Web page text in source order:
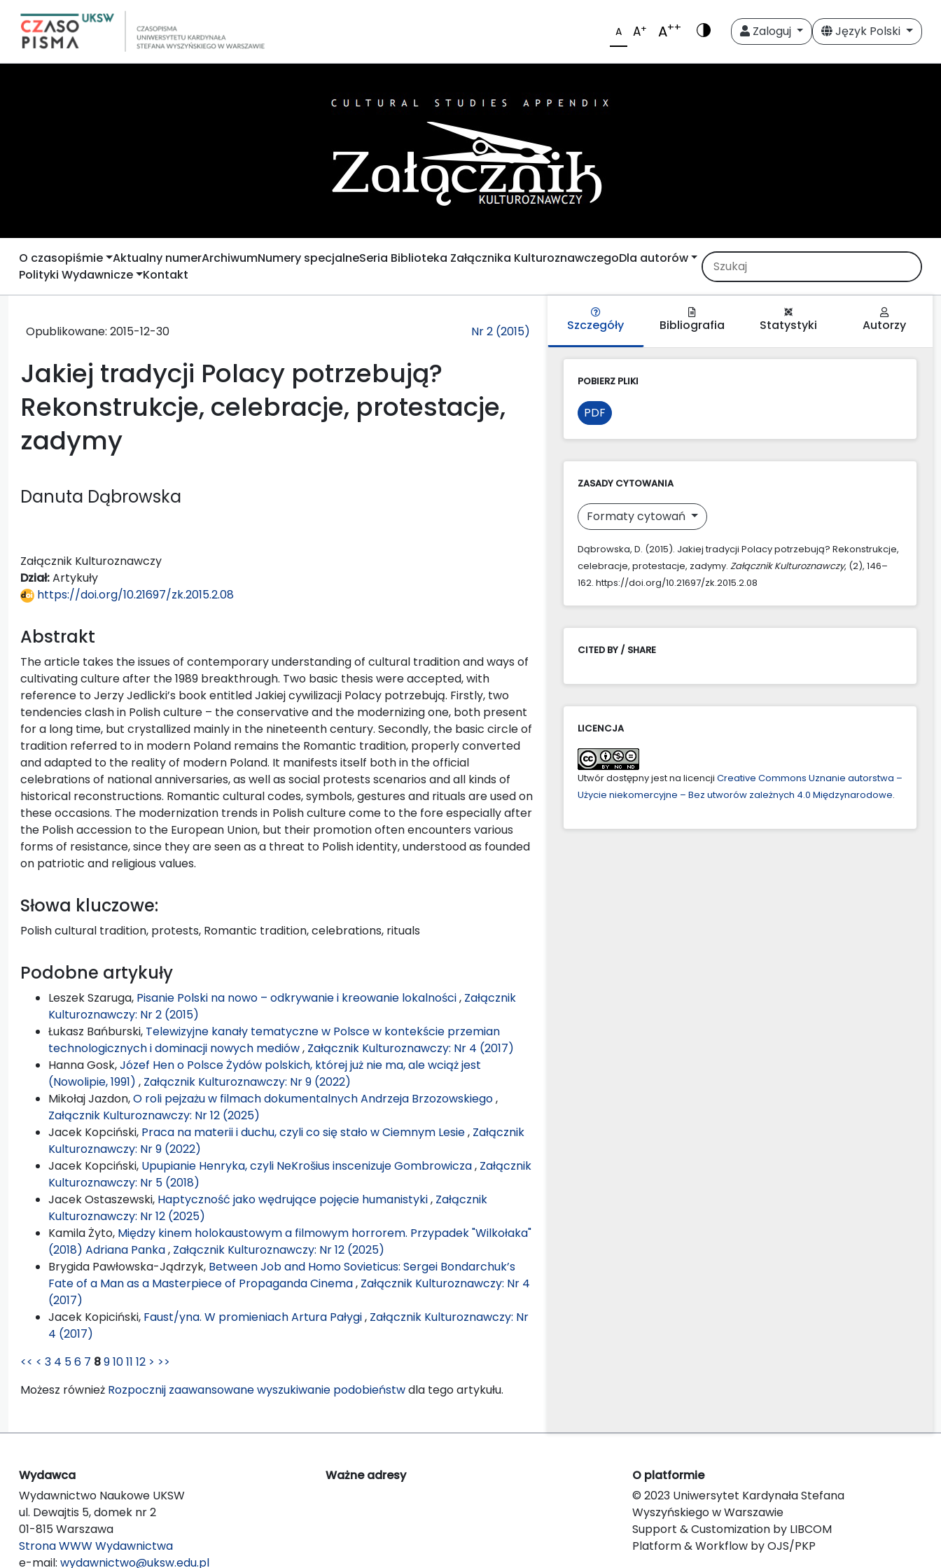
A A+ A++ Zaloguj Język Polski
O czasopiśmie Aktualny numerArchiwumNumery specjalneSeria Biblioteka Załącznika KulturoznawczegoDla autorów
Polityki Wydawnicze Kontakt
Opublikowane: 2015-12-30 Nr 2 (2015)
Jakiej tradycji Polacy potrzebują?
Rekonstrukcje, celebracje, protestacje,
zadymy
Danuta Dąbrowska
Załącznik Kulturoznawczy
Dział:Artykuły
https://doi.org/10.21697/zk.2015.2.08
Abstrakt
The article takes the issues of contemporary understanding of cultural tradition and ways of
cultivating culture after the 1989 breakthrough. Two basic thesis were accepted, with
reference to Jerzy Jedlicki’s book entitled Jakiej cywilizacji Polacy potrzebują. Firstly, two
tendencies clash in Polish culture – the conservative and the modernizing one, both present
for a long time, but crystallized mainly in the nineteenth century. Secondly, the basic circle of
tradition referred to in modern Poland remains the Romantic tradition, properly converted
and adapted to the reality of modern Poland. It manifests itself both in the official
celebrations of national anniversaries, as well as social protests scenarios and all kinds of
historical reconstructions. Romantic cultural codes, symbols, gestures and rituals are used on
these occasions. The modernization trends in Polish culture come to the fore especially after
the Polish accession to the European Union, but their promotion often encounters various
forms of resistance, since they are seen as a threat to Polish identity, understood as founded
on patriotic and religious values.
Słowa kluczowe:
Polish cultural tradition, protests, Romantic tradition, celebrations, rituals
Podobne artykuły
Leszek Szaruga, Pisanie Polski na nowo – odkrywanie i kreowanie lokalności, Załącznik
Kulturoznawczy: Nr 2 (2015)
Łukasz Bańburski, Telewizyjne kanały tematyczne w Polsce w kontekście przemian
technologicznych i dominacji nowych mediów, Załącznik Kulturoznawczy: Nr 4 (2017)
Hanna Gosk,Józef Hen o Polsce Żydów polskich, której już nie ma, ale wciąż jest
(Nowolipie, 1991) , Załącznik Kulturoznawczy: Nr 9 (2022)
Mikołaj Jazdon,O roli pejzażu w filmach dokumentalnych Andrzeja Brzozowskiego,
Załącznik Kulturoznawczy: Nr 12 (2025)
Jacek Kopciński, Praca na materii i duchu, czyli co się stało w Ciemnym Lesie, Załącznik
Kulturoznawczy: Nr 9 (2022)
Jacek Kopciński, Upupianie Henryka, czyli NeKrošius inscenizuje Gombrowicza, Załącznik
Kulturoznawczy: Nr 5 (2018)
Jacek Ostaszewski, Haptyczność jako wędrujące pojęcie humanistyki, Załącznik
Kulturoznawczy: Nr 12 (2025)
Kamila Żyto, Między kinem holokaustowym a filmowym horrorem. Przypadek "Wilkołaka"
(2018) Adriana Panka, Załącznik Kulturoznawczy: Nr 12 (2025)
Brygida Pawłowska-Jądrzyk, Between Job and Homo Sovieticus: Sergei Bondarchuk’s
Fate of a Man as a Masterpiece of Propaganda Cinema, Załącznik Kulturoznawczy: Nr 4
(2017)
Jacek Kopiciński, Faust/yna. W promieniach Artura Pałygi, Załącznik Kulturoznawczy: Nr
4 (2017)
<< < 3 4 56 7 891011 12 > >>
Możesz również Rozpocznij zaawansowane wyszukiwanie podobieństwdla tego artykułu.
Szczegóły Bibliografia Statystyki Autorzy
POBIERZ PLIKI
PDF
ZASADY CYTOWANIA
Formaty cytowań
Dąbrowska, D. (2015). Jakiej tradycji Polacy potrzebują? Rekonstrukcje,
celebracje, protestacje, zadymy. Załącznik Kulturoznawczy, (2), 146–
162. https://doi.org/10.21697/zk.2015.2.08
CITED BY / SHARE
LICENCJA
Utwór dostępny jest na licencji Creative Commons Uznanie autorstwa –
Użycie niekomercyjne – Bez utworów zależnych 4.0 Międzynarodowe.
Wydawca
Wydawnictwo Naukowe UKSW
ul. Dewajtis 5, domek nr 2
01-815 Warszawa
Strona WWW Wydawnictwa
e-mail: wydawnictwo@uksw.edu.pl
Ważne adresy
O platformie
© 2023 Uniwersytet Kardynała Stefana
Wyszyńskiego w Warszawie
Support & Customization by LIBCOM
Platform & Workflow by OJS/PKP